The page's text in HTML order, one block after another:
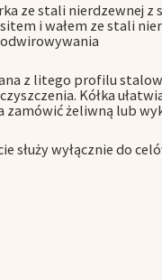
ze stali nierdzewnej
i wałem ze stali
z litego profilu
Kółka
zamówić żeliwną lub
służy wyłącznie do